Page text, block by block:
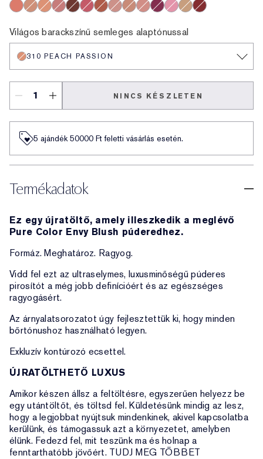
Világos barackszínű semleges alaptónussal
310 PEACH PASSION
NINCS KÉSZLETEN
5 ajándék 50000​ Ft feletti vásárlás esetén.
Termékadatok
Ez egy újratöltő, amely illeszkedik a meglévő
Pure Color Envy Blush púderedhez.
Formáz. Meghatároz. Ragyog.
Vidd fel ezt az ultraselymes, luxusminőségű púderes
pirosítót a még jobb definícióért és az egészséges
ragyogásért.
Az árnyalatsorozatot úgy fejlesztettük ki, hogy minden
bőrtónushoz használható legyen.
Exkluzív kontúrozó ecsettel.
ÚJRATÖLTHETŐ LUXUS
Amikor készen állsz a feltöltésre, egyszerűen helyezz be
egy utántöltőt, és töltsd fel. Küldetésünk mindig az lesz,
hogy a legjobbat nyújtsuk mindenkinek, akivel kapcsolatba
kerülünk, és támogassuk azt a környezetet, amelyben
élünk. Fedezd fel, mit teszünk ma és holnap a
fenntarthatóbb jövőért. TUDJ MEG TÖBBET